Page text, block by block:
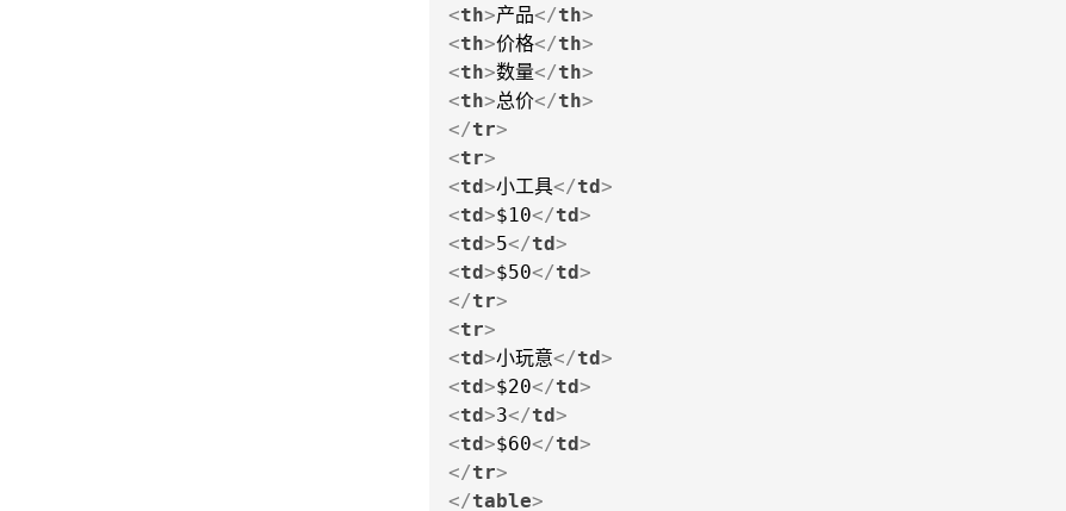
<th>产品</th>
<th>价格</th>
<th>数量</th>
<th>总价</th>
</tr>
<tr>
<td>小工具</td>
<td>$10</td>
<td>5</td>
<td>$50</td>
</tr>
<tr>
<td>小玩意</td>
<td>$20</td>
<td>3</td>
<td>$60</td>
</tr>
</table>